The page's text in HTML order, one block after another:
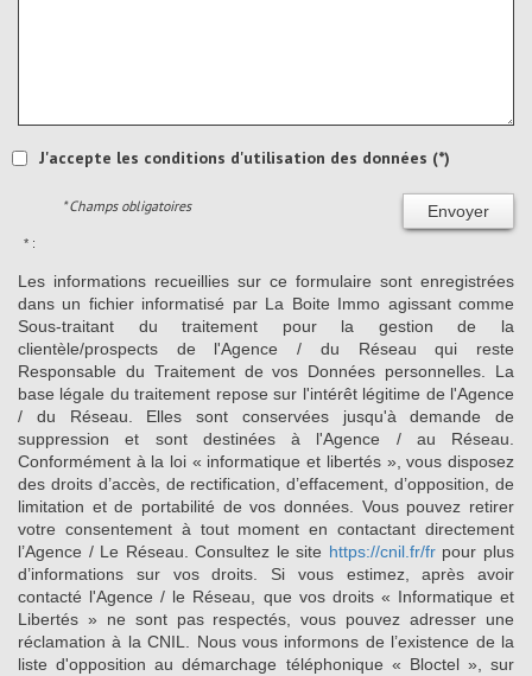
J'accepte les conditions d'utilisation des données (*)
Envoyer
* Champs obligatoires
* :
Les informations recueillies sur ce formulaire sont enregistrées
dans un fichier informatisé par La Boite Immo agissant comme
Sous-traitant du traitement pour la gestion de la
clientèle/prospects de l'Agence / du Réseau qui reste
Responsable du Traitement de vos Données personnelles. La
base légale du traitement repose sur l'intérêt légitime de l'Agence
/ du Réseau. Elles sont conservées jusqu'à demande de
suppression et sont destinées à l'Agence / au Réseau.
Conformément à la loi « informatique et libertés », vous disposez
des droits d’accès, de rectification, d’effacement, d’opposition, de
limitation et de portabilité de vos données. Vous pouvez retirer
votre consentement à tout moment en contactant directement
l’Agence / Le Réseau. Consultez le site https://cnil.fr/frpour plus
d’informations sur vos droits. Si vous estimez, après avoir
contacté l'Agence / le Réseau, que vos droits « Informatique et
Libertés » ne sont pas respectés, vous pouvez adresser une
réclamation à la CNIL. Nous vous informons de l’existence de la
liste d'opposition au démarchage téléphonique « Bloctel », sur